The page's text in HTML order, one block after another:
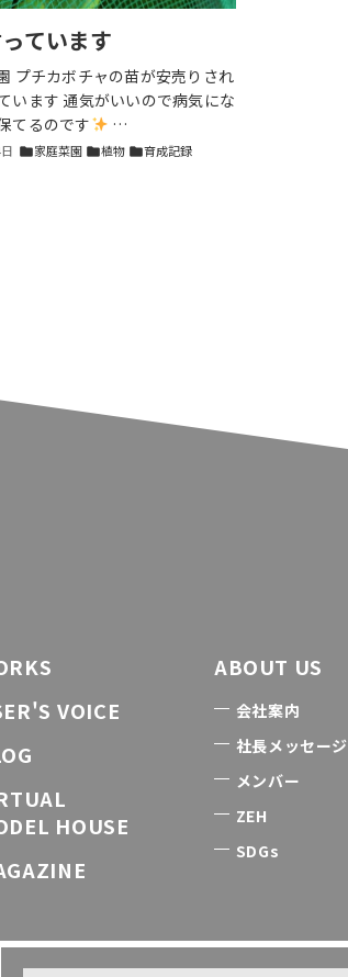
ています
プチカボチャの苗が安売りされ
います 通気がいいので病気にな
てるのです
…
folder家庭菜園 folder植物 folder育成記録
VOICE
HOUSE
ABOUT US
会社案内
社長メッセージ
メンバー
ZEH
SDGs